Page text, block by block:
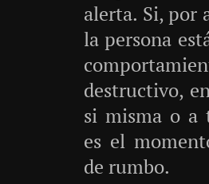
alerta. Si, por
la persona
destructivo,
si misma o a
es el
de rumbo.